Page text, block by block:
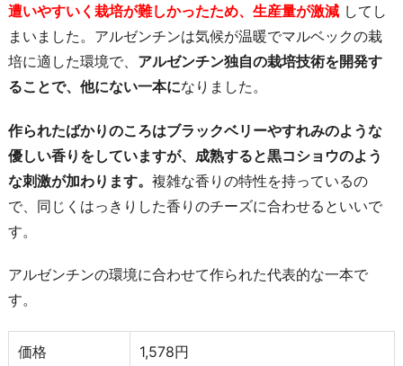
遭いやすいく栽培が難しかったため、生産量が激減 してし
まいました。アルゼンチンは気候が温暖でマルベックの栽
培に適した環境で、 アルゼンチン独自の栽培技術を開発す
ることで、他にない一本になりました。
作られたばかりのころはブラックベリーやすれみのような
優しい香りをしていますが、成熟すると黒コショウのよう
な刺激が加わります。 複雑な香りの特性を持っているの
で、同じくはっきりした香りのチーズに合わせるといいで
す。
アルゼンチンの環境に合わせて作られた代表的な一本で
す。
価格 1,578円